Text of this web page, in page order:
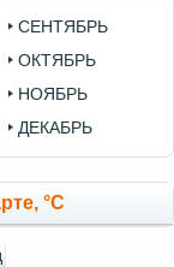
СЕНТЯБРЬ
ОКТЯБРЬ
НОЯБРЬ
ДЕКАБРЬ
°C